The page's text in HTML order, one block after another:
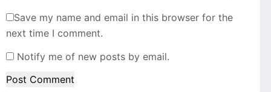
Save my name and email in this browser for the
next time I comment.
Notify me of new posts by email.
Post Comment